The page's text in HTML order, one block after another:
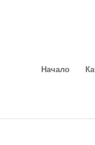
Начало